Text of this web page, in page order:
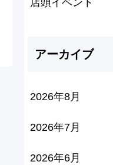
アーカイブ
2026年8月
2026年7月
2026年6月